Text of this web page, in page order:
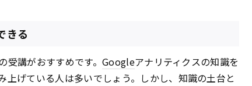
きる
受講がおすすめです。 Googleアナリティクスの知識を
上げている人は多いでしょう。しかし、知識の土台と